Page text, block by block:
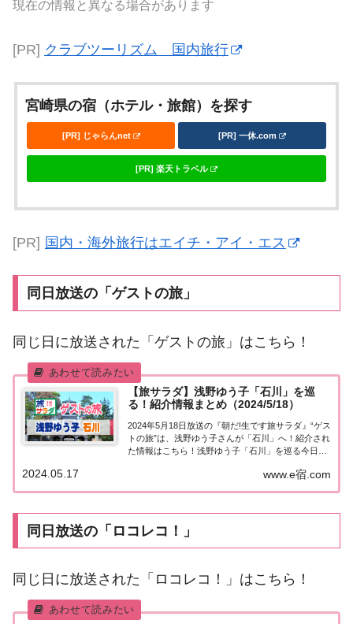
現在の情報と異なる場合があります
[PR] クラブツーリズム 国内旅行
宮崎県の宿（ホテル・旅館）を探す
[PR] じゃらんnet [PR] 一休.com
[PR] 楽天トラベル
[PR] 国内・海外旅行はエイチ・アイ・エス
同日放送の「ゲストの旅」
同じ日に放送された「ゲストの旅」はこちら！
【旅サラダ】浅野ゆう子「石川」を巡
る！紹介情報まとめ（2024/5/18）
2024年5月18日放送の『朝だ!生です旅サラダ』“ゲス
トの旅”は、浅野ゆう子さんが「石川」へ！紹介され
た情報はこちら！浅野ゆう子「石川」を巡る今日
と旅行に来るほど大好きな石川県を旅します！まず
www.e宿.com
2024.05.17
同日放送の「ロコレコ！」
同じ日に放送された「ロコレコ！」はこちら！